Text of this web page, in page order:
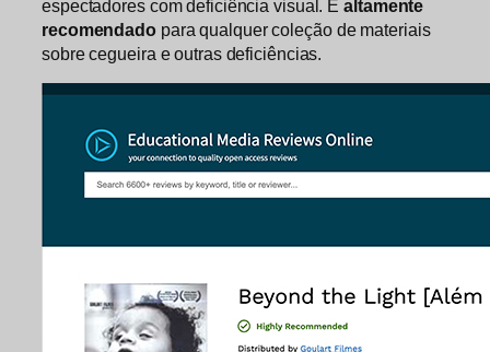
espectadores com deficiência visual. Éaltamente
recomendadopara qualquer coleção de materiais
sobre cegueira e outras deficiências.